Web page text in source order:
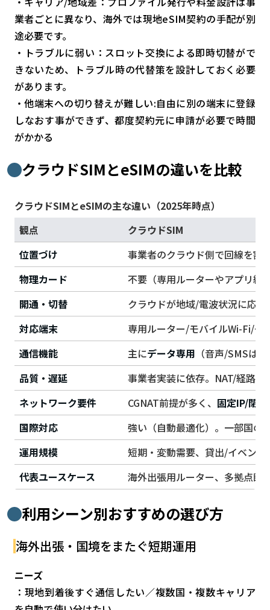
業者ごとに異なり、海外では現地eSIM契約の手配が別
途必要です。
・トラブルに弱い：スロット交換による即時切替がで
きないため、トラブル時の代替策を設計しておく必要
があります。
・他端末への切り替えが難しい:自由に別の端末に登録
しなおす事ができず、都度契約元に申請が必要で時間
がかかる
クラウドSIMとeSIMの違いを比較
クラウドSIMとeSIMの主な違い（2025年時点）
観点
クラウドSIM
位置づけ
事業者のクラウド側で回線を割
物理カード
不要（専用ルーターやアプリ経
開通・切替
クラウドが地域/電波状況に応
対応端末
専用ルーター/モバイルWi-Fi/一
通信機能
主にデータ専用 （音声/SMSは
品質・遅延
事業者実装に依存。NAT/経路
ネットワーク要件
CGNAT前提が多く、 固定IP/閉域
国際対応
強い（自動最適化）。一部国の
運用規模
短期・変動需要、貸出/イベン
代表ユースケース
海外出張用ルーター、多拠点臨
利用シーン別おすすめの選び方
海外出張・国境をまたぐ短期運用
ニーズ
：現地到着後すぐ通信したい／複数国・複数キャリア